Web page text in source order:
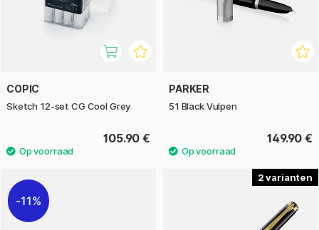
COPIC
Sketch 12-set CG Cool Grey
105.90 €
PARKER
51 Black Vulpen
149.90 €
11%
2